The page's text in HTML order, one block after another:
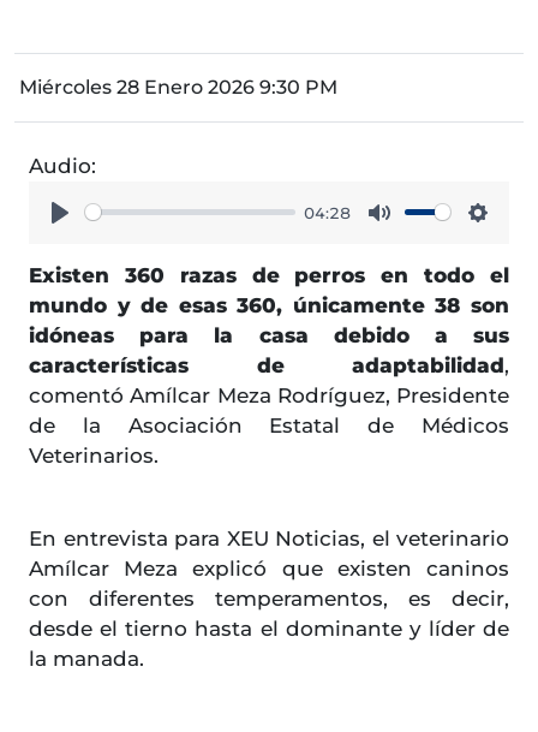
Miércoles 28 Enero 2026 9:30 PM
Audio:
04:28
Existen 360 razas de perros en todo el
mundo y de esas 360, únicamente 38 son
idóneas para la casa debido a sus
características de adaptabilidad,
comentó Amílcar Meza Rodríguez, Presidente
de la Asociación Estatal de Médicos
Veterinarios.
En entrevista para XEU Noticias, el veterinario
Amílcar Meza explicó que existen caninos
con diferentes temperamentos, es decir,
desde el tierno hasta el dominante y líder de
la manada.